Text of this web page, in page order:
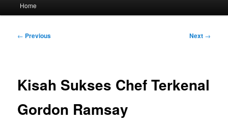
Home
Post
← Previous Next →
Kisah Sukses Chef Terkenal
Gordon Ramsay